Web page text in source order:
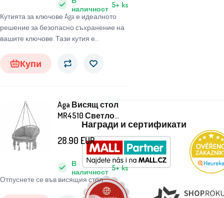
Кутията за ключове Aga е идеалното
решение за безопасно съхранение на
вашите ключове. Тази кутия е
материал, който гарантира дълъг
живот и устойчивост на повреди.
наличност 5+ ks
Купи
Aga Висящ стол
MR4510 Светло
Отпуснете се във висящия стол.
В
наличност 5+ ks
28.90 EUR
Награди и сертификати